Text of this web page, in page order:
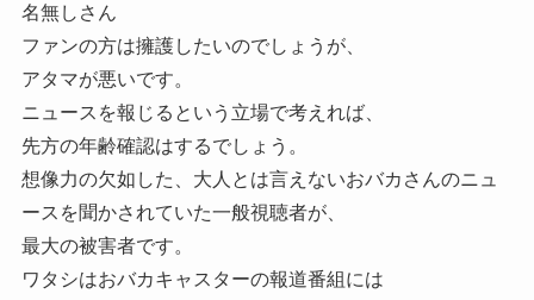
名無しさん
ファンの方は擁護したいのでしょうが、
アタマが悪いです。
ニュースを報じるという立場で考えれば、
先方の年齢確認はするでしょう。
想像力の欠如した、大人とは言えないおバカさんのニュ
ースを聞かされていた一般視聴者が、
最大の被害者です。
ワタシはおバカキャスターの報道番組には